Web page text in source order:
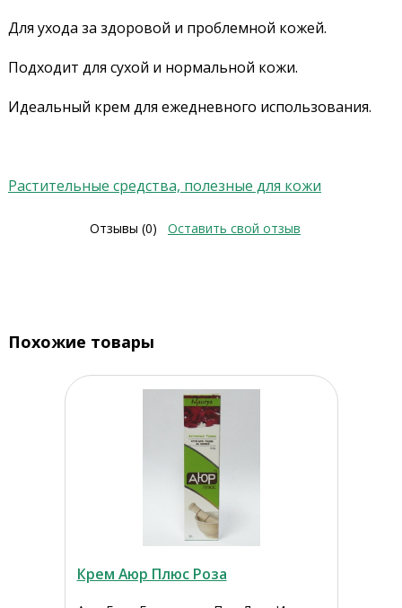
Для ухода за здоровой и проблемной кожей.
Подходит для сухой и нормальной кожи.
Идеальный крем для ежедневного использования.
Растительные средства, полезные для кожи
Отзывы (0) Оставить свой отзыв
Похожие товары
Крем Аюр Плюс Роза